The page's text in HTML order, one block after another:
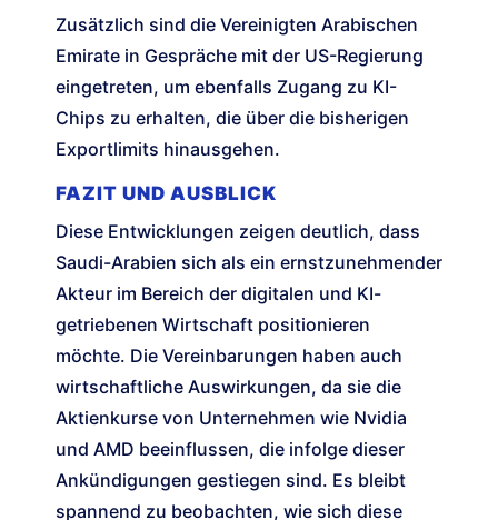
Zusätzlich sind die Vereinigten Arabischen
Emirate in Gespräche mit der US-Regierung
eingetreten, um ebenfalls Zugang zu KI-
Chips zu erhalten, die über die bisherigen
Exportlimits hinausgehen.
FAZIT UND AUSBLICK
Diese Entwicklungen zeigen deutlich, dass
Saudi-Arabien sich als ein ernstzunehmender
Akteur im Bereich der digitalen und KI-
getriebenen Wirtschaft positionieren
möchte. Die Vereinbarungen haben auch
wirtschaftliche Auswirkungen, da sie die
Aktienkurse von Unternehmen wie Nvidia
und AMD beeinflussen, die infolge dieser
Ankündigungen gestiegen sind. Es bleibt
spannend zu beobachten, wie sich diese